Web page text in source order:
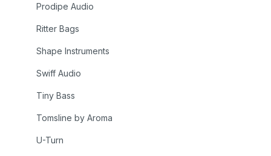
Prodipe Audio
Ritter Bags
Shape Instruments
Swiff Audio
Tiny Bass
Tomsline by Aroma
U-Turn